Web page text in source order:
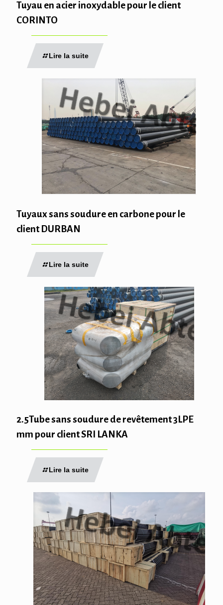
Tuyau en acier inoxydable pour le client
CORINTO
Lire la suite
Tuyaux sans soudure en carbone pour le
client DURBAN
Lire la suite
2.5Tube sans soudure de revêtement 3LPE
mm pour client SRI LANKA
Lire la suite